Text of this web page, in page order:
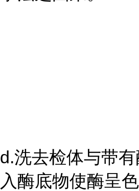
d.洗去检体与带
入酶底物使酶呈